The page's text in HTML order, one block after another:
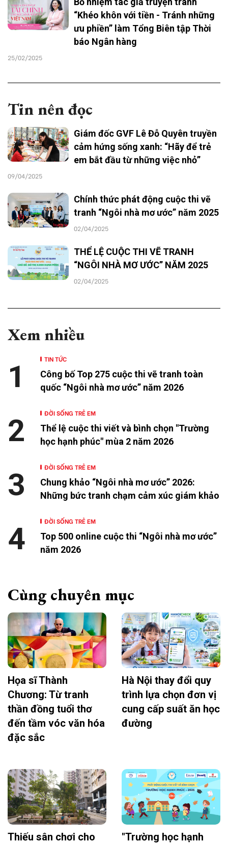
“Khéo khôn với tiền - Tránh những
ưu phiền” làm Tổng Biên tập Thời
báo Ngân hàng
25/02/2025
Tin nên đọc
Giám đốc GVF Lê Đỗ Quyên truyền
cảm hứng sống xanh: “Hãy để trẻ
em bắt đầu từ những việc nhỏ”
09/04/2025
Chính thức phát động cuộc thi vẽ
tranh “Ngôi nhà mơ ước” năm 2025
02/04/2025
THỂ LỆ CUỘC THI VẼ TRANH
“NGÔI NHÀ MƠ ƯỚC” NĂM 2025
02/04/2025
Xem nhiều
TIN TỨC
Công bố Top 275 cuộc thi vẽ tranh toàn
quốc “Ngôi nhà mơ ước” năm 2026
1
ĐỜI SỐNG TRẺ EM
Thể lệ cuộc thi viết và bình chọn "Trường
học hạnh phúc" mùa 2 năm 2026
2
ĐỜI SỐNG TRẺ EM
Chung khảo “Ngôi nhà mơ ước” 2026:
Những bức tranh chạm cảm xúc giám khảo
3
ĐỜI SỐNG TRẺ EM
Top 500 online cuộc thi “Ngôi nhà mơ ước”
năm 2026
4
Cùng chuyên mục
Họa sĩ Thành
Chương: Từ tranh
thần đồng tuổi thơ
đến tầm vóc văn hóa
đặc sắc
Hà Nội thay đổi quy
trình lựa chọn đơn vị
cung cấp suất ăn học
đường
Thiếu sân chơi cho
"Trường học hạnh